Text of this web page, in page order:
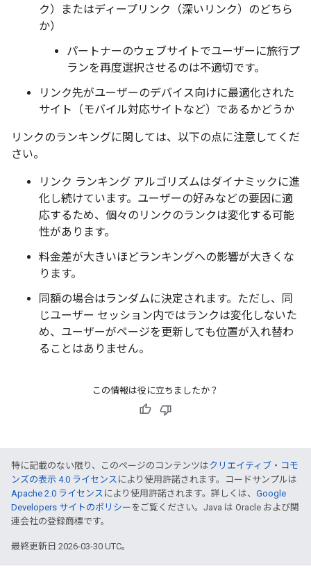
ク）またはディープリンク（深いリンク）のどちら
か）
パートナーのウェブサイトでユーザーに旅行プ
ランを再度選択させるのは不適切です。
リンク先がユーザーのデバイス向けに最適化された
サイト（モバイル対応サイトなど）であるかどうか
リンクのランキングに関しては、以下の点に注意してくだ
さい。
リンク ランキング アルゴリズムはダイナミックに進
化し続けています。ユーザーの好みなどの要因に適
応するため、個々のリンクのランクは変化する可能
性があります。
料金差が大きいほどランキングへの影響が大きくな
ります。
同額の場合はランダムに決定されます。ただし、同
じユーザー セッション内ではランクは変化しないた
め、ユーザーがページを更新しても位置が入れ替わ
ることはありません。
この情報は役に立ちましたか？
特に記載のない限り、このページのコンテンツはクリエイティブ・コモ
ンズの表示 4.0 ライセンス により使用許諾されます。コードサンプルは
Apache 2.0 ライセンス により使用許諾されます。詳しくは、 Google
Developers サイトのポリシー をご覧ください。Java は Oracle および関
連会社の登録商標です。
最終更新日 2026-03-30 UTC。